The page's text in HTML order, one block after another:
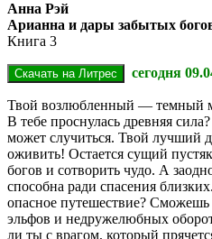
Анна Рэй
Арианна и дары забытых
Книга 3
сегодня
Твой возлюбленный — темный
В тебе проснулась древняя
может случиться. Твой лучший
оживить! Остается сущий
богов и сотворить чудо. А
способна ради спасения
опасное путешествие? Сможешь
эльфов и недружелюбных
ли ты с врагом, который